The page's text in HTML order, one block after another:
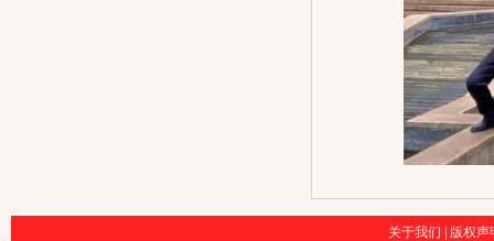
关于我们 版权声